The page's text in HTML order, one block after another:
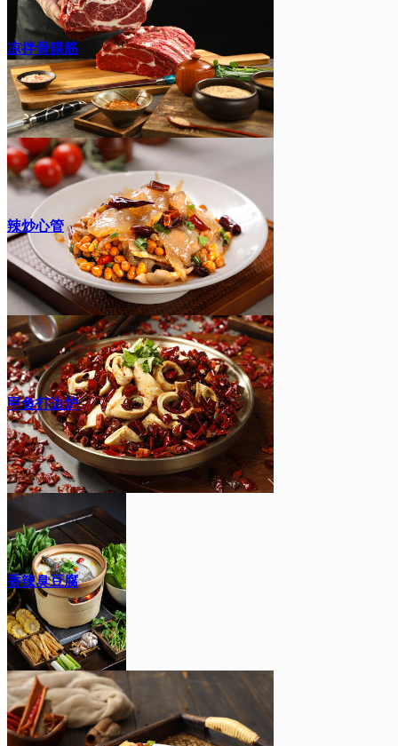
凉拌骨膜筋
辣炒心管
甲鱼打边炉
香辣臭豆腐